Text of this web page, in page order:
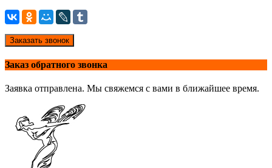
Заказать звонок
Заказ обратного звонка
Заявка отправлена. Мы свяжемся с вами в ближайшее время.